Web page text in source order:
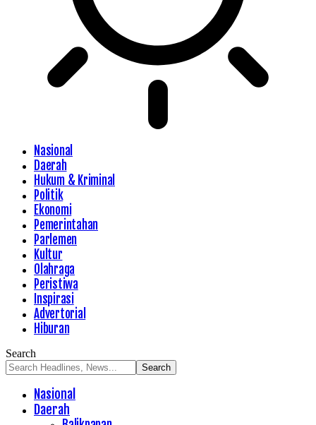
Nasional
Daerah
Hukum & Kriminal
Politik
Ekonomi
Pemerintahan
Parlemen
Kultur
Olahraga
Peristiwa
Inspirasi
Advertorial
Hiburan
Search
Nasional
Daerah